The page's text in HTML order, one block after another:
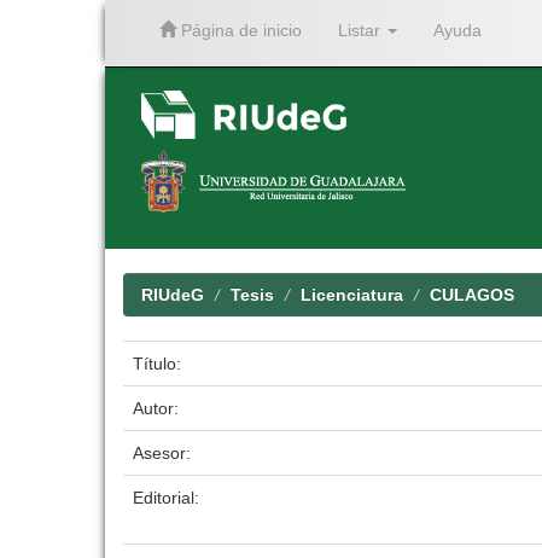
Página de inicio Listar Ayuda
RIUdeG Tesis Licenciatura CULAGOS
Título:
Autor:
Asesor:
Editorial: